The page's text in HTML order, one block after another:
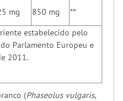
mg 850 mg
**
estabelecido pelo
Parlamento Europeu e
2011.
(Phaseolus vulgaris,